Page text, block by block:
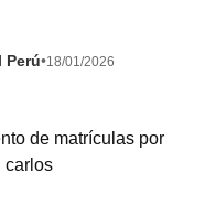
Perú•18/01/2026